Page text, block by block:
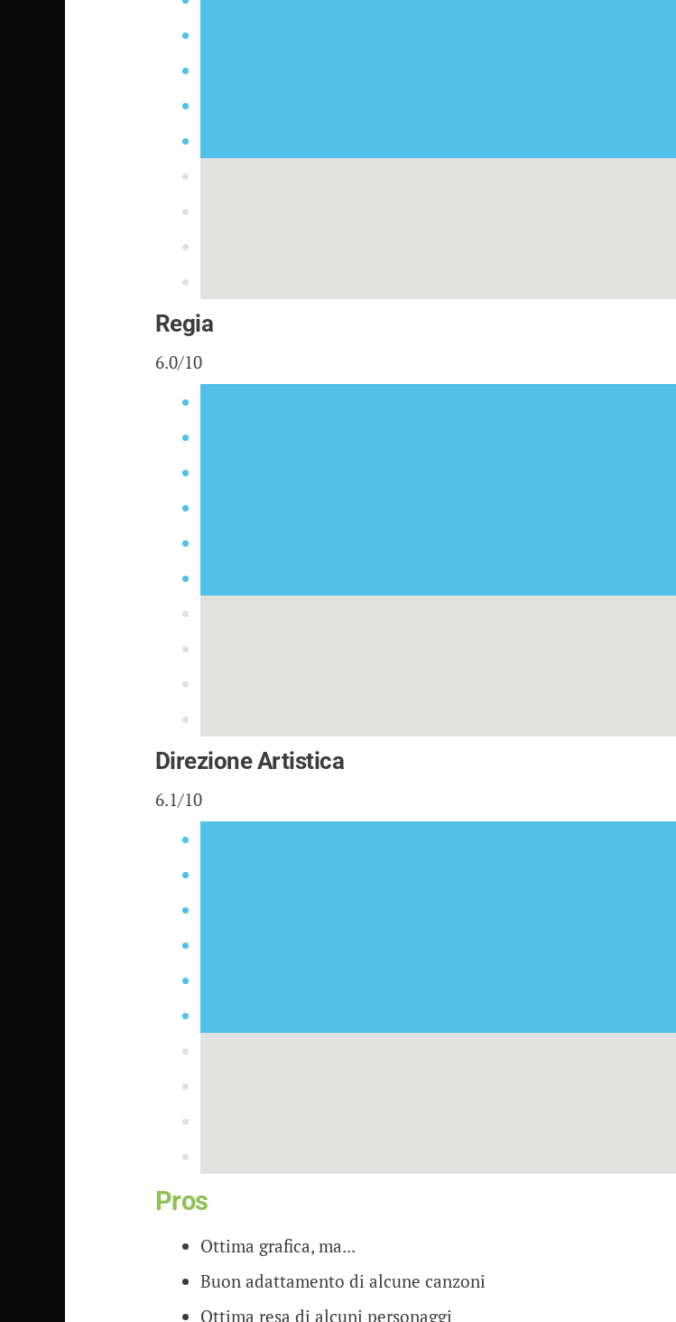
Regia
6.0/10
Direzione Artistica
6.1/10
Pros
Ottima grafica, ma...
Buon adattamento di alcune canzoni
Ottima resa di alcuni personaggi